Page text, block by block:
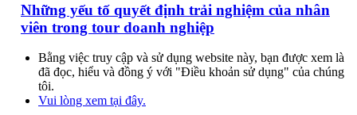
Những yếu tố quyết định trải nghiệm của nhân
viên trong tour doanh nghiệp
Bằng việc truy cập và sử dụng website này, bạn được xem là
đã đọc, hiểu và đồng ý với "Điều khoản sử dụng" của chúng
tôi.
Vui lòng xem tại đây.